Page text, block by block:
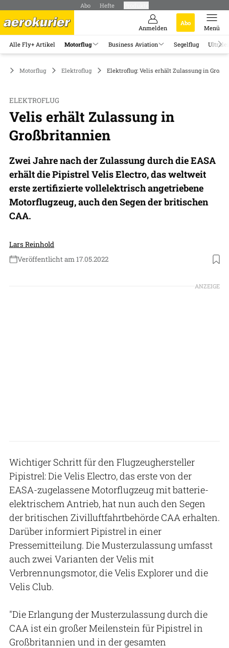
Abo Hefte
Anmelden
Abo
Menü
Alle Fly+ Artikel Motorflug Business Aviation Segelflug
Motorflug Elektroflug Elektroflug: Velis erhält Zulassung in
ELEKTROFLUG
Velis erhält Zulassung in
Großbritannien
Zwei Jahre nach der Zulassung durch die EASA
erhält die Pipistrel Velis Electro, das weltweit
erste zertifizierte vollelektrisch angetriebene
Motorflugzeug, auch den Segen der britischen
CAA.
Lars Reinhold
Veröffentlicht am 17.05.2022
Foto: Patrick Holland-Moritz
ANZEIGE
Wichtiger Schritt für den Flugzeughersteller
Pipistrel: Die Velis Electro, das erste von der
EASA-zugelassene Motorflugzeug mit batterie-
elektrischem Antrieb, hat nun auch den Segen
der britischen Zivilluftfahrtbehörde CAA erhalten.
Darüber informiert Pipistrel in einer
Pressemitteilung. Die Musterzulassung umfasst
auch zwei Varianten der Velis mit
Verbrennungsmotor, die Velis Explorer und die
Velis Club.
"Die Erlangung der Musterzulassung durch die
CAA ist ein großer Meilenstein für Pipistrel in
Großbritannien und in der gesamten